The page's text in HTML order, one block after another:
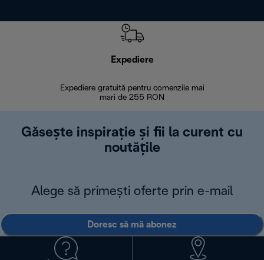
Expediere
Expediere gratuită pentru comenzile mai
mari de 255 RON
Găsește inspirație și fii la curent cu
noutățile
Alege să primești oferte prin e-mail
Doresc să mă abonez